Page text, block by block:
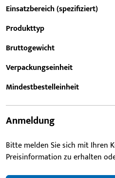
Einsatzbereich (spezifiziert)
Produkttyp
Bruttogewicht
Verpackungseinheit
Mindestbestelleinheit
Anmeldung
Bitte melden Sie sich mit Ihren
Preisinformation zu erhalten